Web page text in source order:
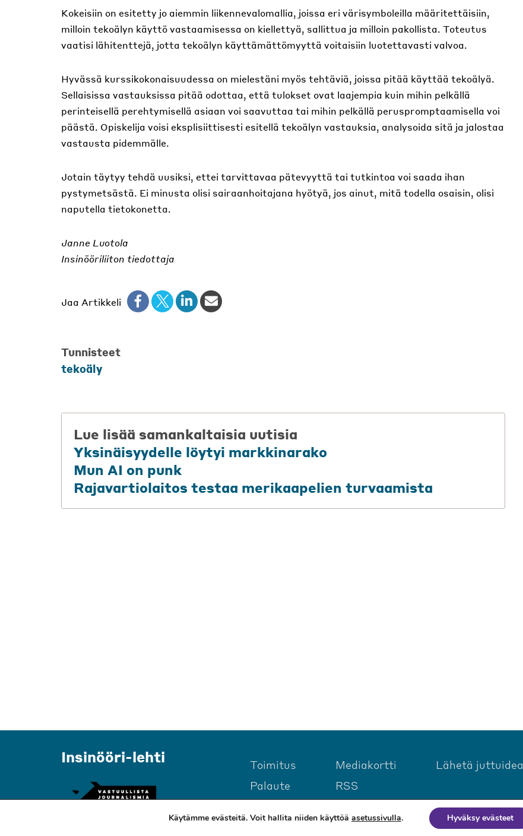
Kokeisiin on esitetty jo aiemmin liikennevalomallia, joissa eri värisymboleilla määritettäisiin,
milloin tekoälyn käyttö vastaamisessa on kiellettyä, sallittua ja milloin pakollista. Toteutus
vaatisi lähitenttejä, jotta tekoälyn käyttämättömyyttä voitaisiin luotettavasti valvoa.
Hyvässä kurssikokonaisuudessa on mielestäni myös tehtäviä, joissa pitää käyttää tekoälyä.
Sellaisissa vastauksissa pitää odottaa, että tulokset ovat laajempia kuin mihin pelkällä
perinteisellä perehtymisellä asiaan voi saavuttaa tai mihin pelkällä peruspromptaamisella voi
päästä. Opiskelija voisi eksplisiittisesti esitellä tekoälyn vastauksia, analysoida sitä ja jalostaa
vastausta pidemmälle.
Jotain täytyy tehdä uusiksi, ettei tarvittavaa pätevyyttä tai tutkintoa voi saada ihan
pystymetsästä. Ei minusta olisi sairaanhoitajana hyötyä, jos ainut, mitä todella osaisin, olisi
naputella tietokonetta.
Janne Luotola
Insinööriliiton tiedottaja
Jaa Artikkeli
Tunnisteet
tekoäly
Lue lisää samankaltaisia uutisia
Yksinäisyydelle löytyi markkinarako
Mun AI on punk
Rajavartiolaitos testaa merikaapelien turvaamista
Insinööri-lehti
Toimitus
Palaute
Mediakortti
RSS
Lähetä juttuidea
Käytämme evästeitä. Voit hallita niiden käyttöä asetussivulla. Hyväksy evästeet